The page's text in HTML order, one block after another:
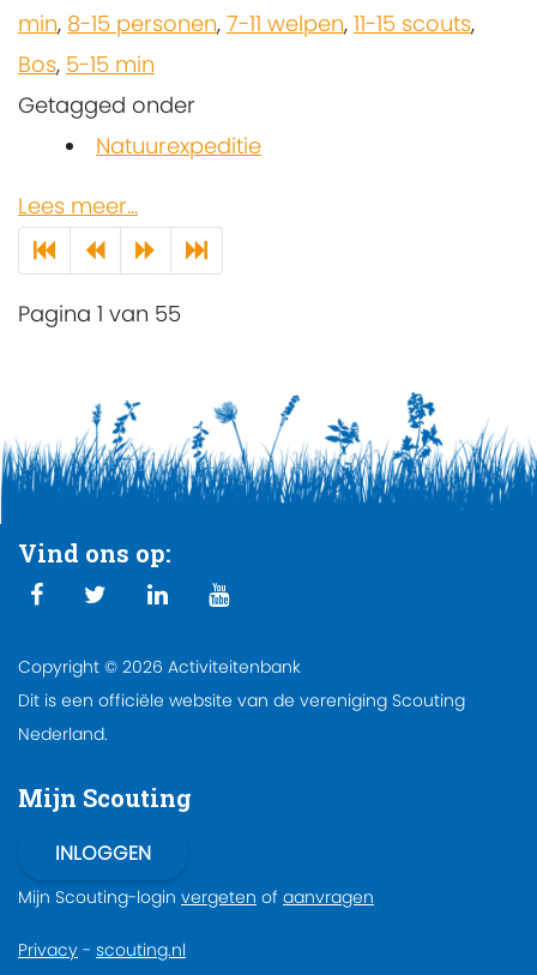
min, 8-15 personen, 7-11 welpen, 11-15 scouts,
Bos, 5-15 min
Getagged onder
Natuurexpeditie
Lees meer...
Pagina 1 van 55
Vind ons op:
Copyright © 2026 Activiteitenbank
Dit is een officiële website van de vereniging Scouting
Nederland.
Mijn Scouting
Mijn Scouting-login vergeten of aanvragen
Privacy - scouting.nl